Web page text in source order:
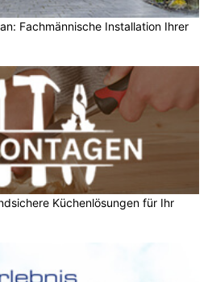
Fachmännische Installation Ihrer
Küchenlösungen für Ihr